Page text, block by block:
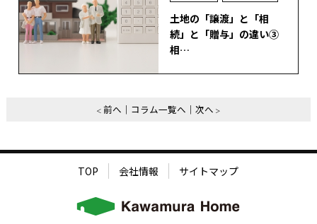
土地の「譲渡」と「相
続」と「贈与」の違い③
相…
前へ コラム一覧へ 次へ
TOP 会社情報 サイトマップ